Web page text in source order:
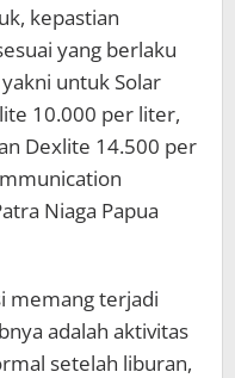
kepastian
yang berlaku
untuk Solar
10.000 per liter,
Dexlite 14.500 per
Niaga Papua
memang terjadi
adalah aktivitas
setelah liburan,